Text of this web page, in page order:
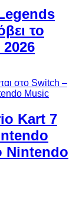
το
Kart 7
Nintendo